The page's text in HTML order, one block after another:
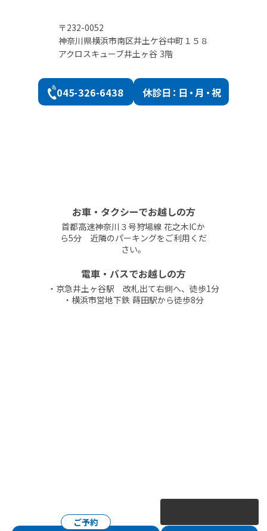
〒232-0052
神奈川県横浜市南区井土ケ谷中町１５８
アクロスキューブ井土ヶ谷 3階
045-326-6438 休診日：日・月・祝
お車・タクシーでお越しの方
首都高速神奈川３号狩場線 花之木ICか
ら5分 近隣のパーキングをご利用くだ
さい。
電車・バスでお越しの方
・京急井土ヶ谷駅 改札出て右側へ、徒歩1分
・横浜市営地下鉄 蒔田駅から徒歩8分
ご予約